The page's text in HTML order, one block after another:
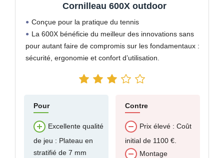
Cornilleau 600X outdoor
Conçue pour la pratique du tennis
La 600X bénéficie du meilleur des innovations sans
pour autant faire de compromis sur les fondamentaux :
sécurité, ergonomie et confort d’utilisation.
Pour
Excellente qualité
de jeu : Plateau en
stratifié de 7 mm
Contre
Prix élevé : Coût
initial de 1100 €.
Montage